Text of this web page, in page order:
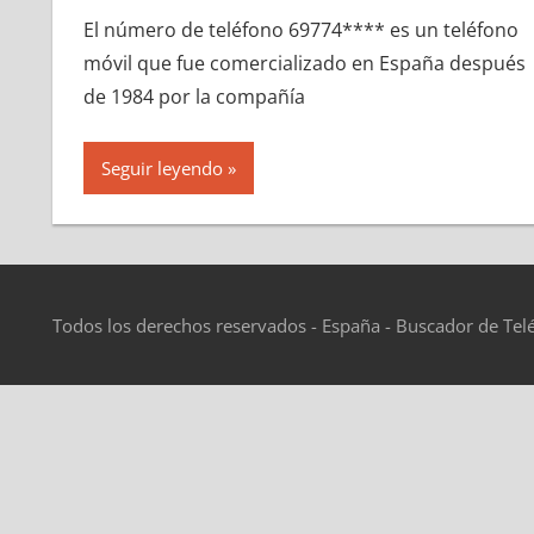
El número dе teléfono 69774**** es un teléfono
móvil quе fue comercializado en España después
dе 1984 pοr la compañía
Seguir leyendo
Todos los derechos reservados - España - Buscador de